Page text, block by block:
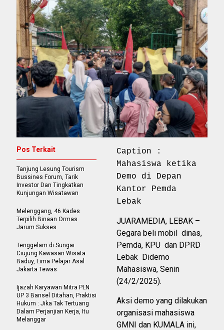
Caption :
Mahasiswa ketika
Demo di Depan
Kantor Pemda
Lebak
JUARAMEDIA, LEBAK –
Gegara beli mobil dinas,
Pemda, KPU dan DPRD
Lebak Didemo
Mahasiswa, Senin
(24/2/2025).
Aksi demo yang dilakukan
organisasi mahasiswa
GMNI dan KUMALA ini,
Pos Terkait
Tanjung Lesung Tourism
Bussines Forum, Tarik
Investor Dan Tingkatkan
Kunjungan Wisatawan
Melenggang, 46 Kades
Terpilih Binaan Ormas
Jarum Sukses
Tenggelam di Sungai
Ciujung Kawasan Wisata
Baduy, Lima Pelajar Asal
Jakarta Tewas
Ijazah Karyawan Mitra PLN
UP 3 Bansel Ditahan, Praktisi
Hukum : Jika Tak Tertuang
Dalam Perjanjian Kerja, Itu
Melanggar